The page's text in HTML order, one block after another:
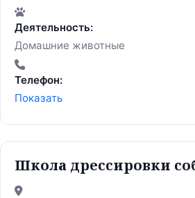
Деятельность:
Домашние животные
Телефон:
Показать
Школа дрессировки